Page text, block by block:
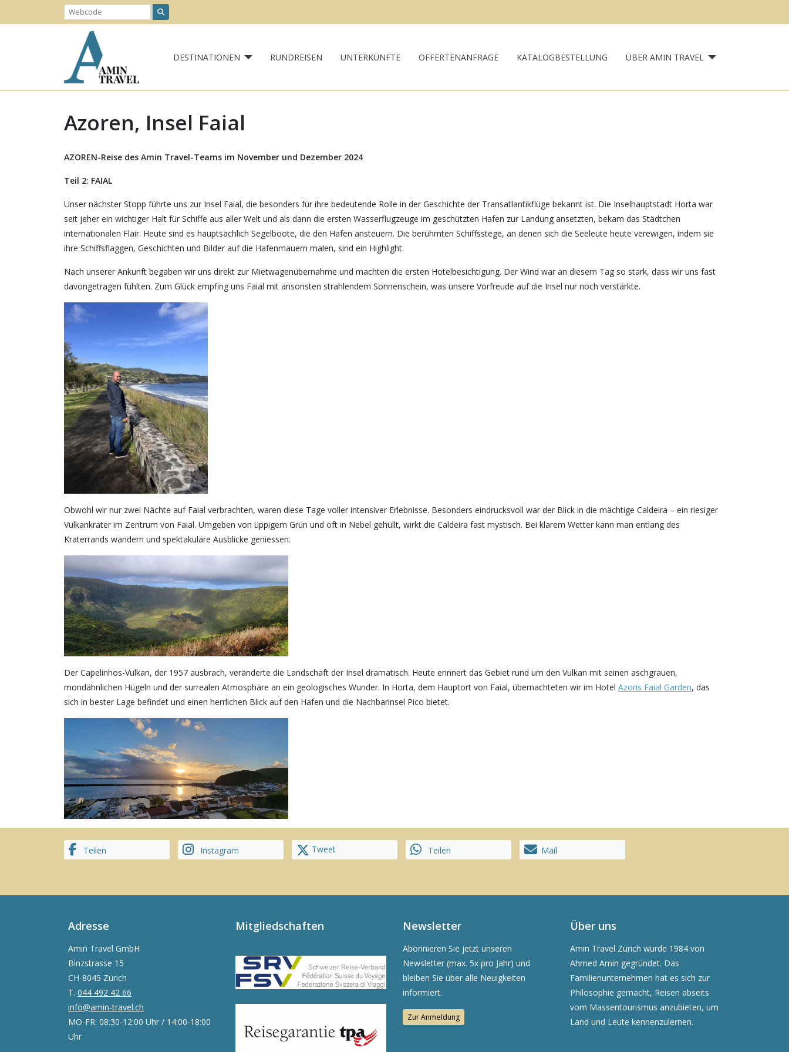
DESTINATIONEN RUNDREISEN UNTERKÜNFTE OFFERTENANFRAGE KATALOGBESTELLUNG ÜBER AMIN TRAVEL
Azoren, Insel Faial
AZOREN-Reise des Amin Travel-Teams im November und Dezember 2024
Teil 2: FAIAL
Unser nächster Stopp führte uns zur Insel Faial, die besonders für ihre bedeutende Rolle in der Geschichte der Transatlantikflüge bekannt ist. Die Inselhauptstadt Horta war
seit jeher ein wichtiger Halt für Schiffe aus aller Welt und als dann die ersten Wasserflugzeuge im geschützten Hafen zur Landung ansetzten, bekam das Städtchen
internationalen Flair. Heute sind es hauptsächlich Segelboote, die den Hafen ansteuern. Die berühmten Schiffsstege, an denen sich die Seeleute heute verewigen, indem sie
ihre Schiffsflaggen, Geschichten und Bilder auf die Hafenmauern malen, sind ein Highlight.
Nach unserer Ankunft begaben wir uns direkt zur Mietwagenübernahme und machten die ersten Hotelbesichtigung. Der Wind war an diesem Tag so stark, dass wir uns fast
davongetragen fühlten. Zum Glück empfing uns Faial mit ansonsten strahlendem Sonnenschein, was unsere Vorfreude auf die Insel nur noch verstärkte.
Obwohl wir nur zwei Nächte auf Faial verbrachten, waren diese Tage voller intensiver Erlebnisse. Besonders eindrucksvoll war der Blick in die mächtige Caldeira – ein riesiger
Vulkankrater im Zentrum von Faial. Umgeben von üppigem Grün und oft in Nebel gehüllt, wirkt die Caldeira fast mystisch. Bei klarem Wetter kann man entlang des
Kraterrands wandern und spektakuläre Ausblicke geniessen.
Der Capelinhos-Vulkan, der 1957 ausbrach, veränderte die Landschaft der Insel dramatisch. Heute erinnert das Gebiet rund um den Vulkan mit seinen aschgrauen,
mondähnlichen Hügeln und der surrealen Atmosphäre an ein geologisches Wunder. In Horta, dem Hauptort von Faial, übernachteten wir im Hotel Azoris Faial Garden, das
sich in bester Lage befindet und einen herrlichen Blick auf den Hafen und die Nachbarinsel Pico bietet.
Teilen Instagram Tweet Teilen Mail
Adresse
Amin Travel GmbH
Binzstrasse 15
CH-8045 Zürich
T. 044 492 42 66
info@amin-travel.ch
MO-FR: 08:30-12:00 Uhr / 14:00-18:00
Uhr
Mitgliedschaften Newsletter
Abonnieren Sie jetzt unseren
Newsletter (max. 5x pro Jahr) und
bleiben Sie über alle Neuigkeiten
informiert.
Zur Anmeldung
Über uns
Amin Travel Zürich wurde 1984 von
Ahmed Amin gegründet. Das
Familienunternehmen hat es sich zur
Philosophie gemacht, Reisen abseits
vom Massentourismus anzubieten, um
Land und Leute kennenzulernen.